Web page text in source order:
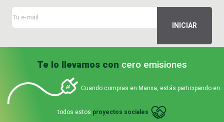
Te lo llevamos con cero emisiones
Cuando compras en Manxa, estás participando en
todos estos proyectos sociales